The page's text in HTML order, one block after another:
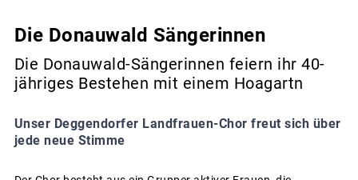
Die Donauwald Sängerinnen
Die Donauwald-Sängerinnen feiern ihr 40-
jähriges Bestehen mit einem Hoagartn
Unser Deggendorfer Landfrauen-Chor freut sich über
jede neue Stimme